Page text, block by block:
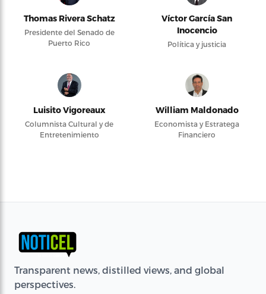
Thomas Rivera Schatz
Presidente del Senado de
Puerto Rico
Víctor García San
Inocencio
Política y justicia
Luisito Vigoreaux
Columnista Cultural y de
Entretenimiento
William Maldonado
Economista y Estratega
Financiero
Transparent news, distilled views, and global
perspectives.